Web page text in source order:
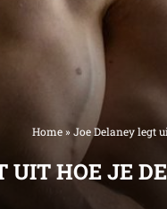
Home» Joe Delaney legt
UIT HOE JE